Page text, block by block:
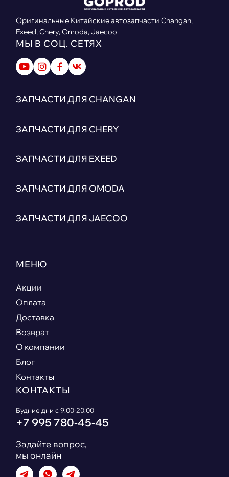
Оригинальные Китайские автозапчасти Changan,
Exeed, Chery, Omoda, Jaecoo
МЫ В СОЦ. СЕТЯХ
ЗАПЧАСТИ ДЛЯ CHANGAN
ЗАПЧАСТИ ДЛЯ CHERY
ЗАПЧАСТИ ДЛЯ EXEED
ЗАПЧАСТИ ДЛЯ OMODA
ЗАПЧАСТИ ДЛЯ JAECOO
МЕНЮ
Акции
Оплата
Доставка
Возврат
О компании
Блог
Контакты
КОНТАКТЫ
Будние дни с 9:00-20:00
+7 995 780‑45‑45
Задайте вопрос,
мы онлайн